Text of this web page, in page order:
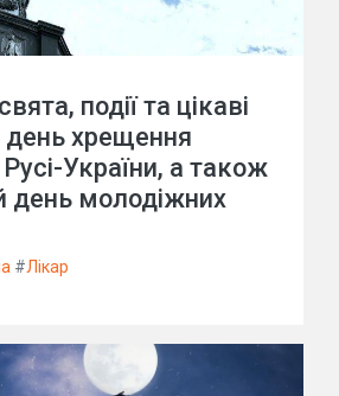
події та цікаві
хрещення
Русі-України, а також
день молодіжних
#Лікар